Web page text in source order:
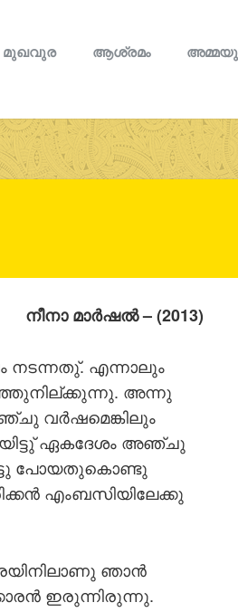
മുഖവുര ആശ്രമം
നീനാ മാര്‍ഷല്‍– (2013)
എന്നാലും
അന്നു
വര്‍ഷമെങ്കിലും
ഏകദേശം അഞ്ചു
പോയതുകൊണ്ടു
എംബസിയിലേക്കു
ഞാന്‍
ഇരുന്നിരുന്നു.